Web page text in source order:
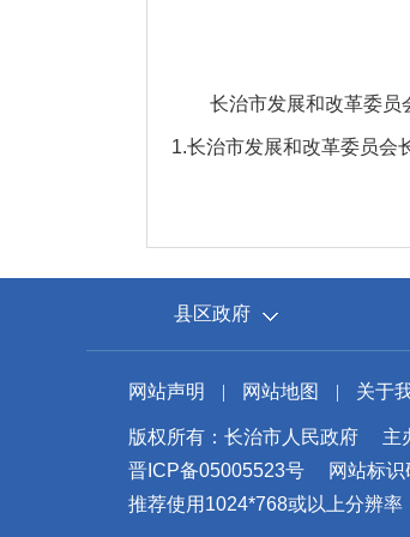
长治市发展和改革委员会
1.长治市发展和改革委员会
县区政府
网站声明 | 网站地图 | 关于
版权所有：长治市人民政府 主
晋ICP备05005523号
网站标
推荐使用1024*768或以上分辨率